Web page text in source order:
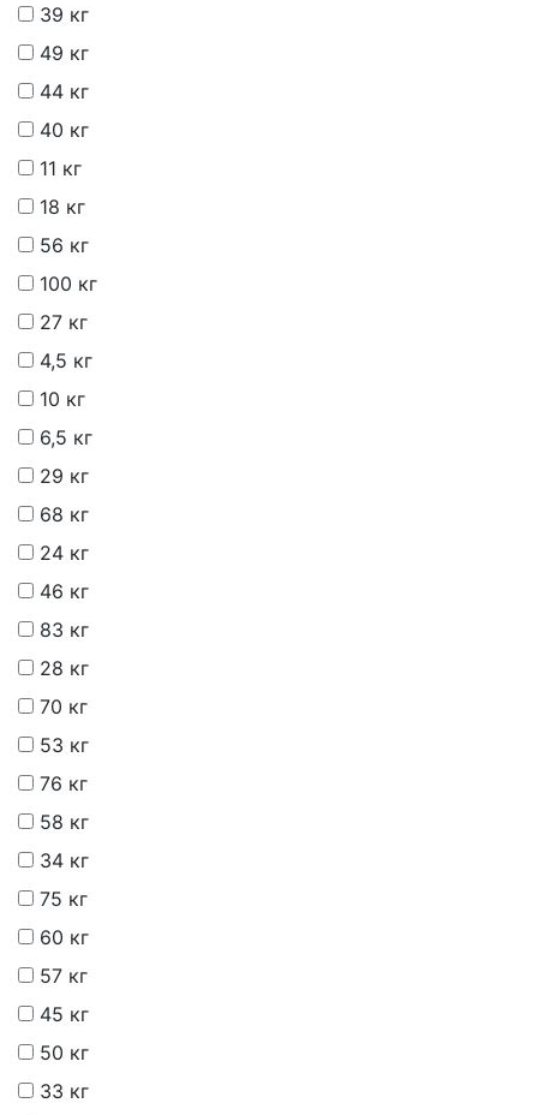
39 кг
49 кг
44 кг
40 кг
11 кг
18 кг
56 кг
100 кг
27 кг
4,5 кг
10 кг
6,5 кг
29 кг
68 кг
24 кг
46 кг
83 кг
28 кг
70 кг
53 кг
76 кг
58 кг
34 кг
75 кг
60 кг
57 кг
45 кг
50 кг
33 кг